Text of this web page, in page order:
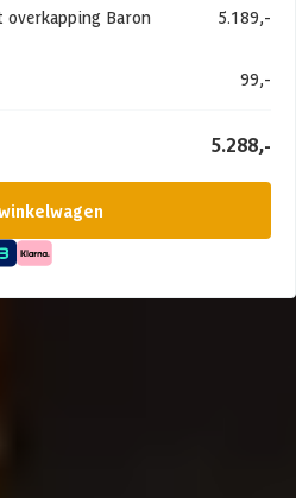
Baron
5.189,-
99,-
5.288,-